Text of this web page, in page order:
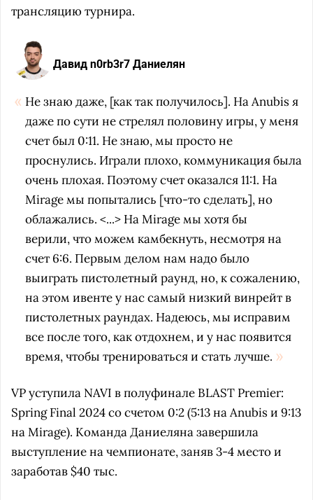
трансляцию турнира.
Давид n0rb3r7 Даниелян
Не знаю даже, [как так получилось]. На Anubis я
даже по сути не стрелял половину игры, у меня
счет был 0:11. Не знаю, мы просто не
проснулись. Играли плохо, коммуникация была
очень плохая. Поэтому счет оказался 11:1. На
Mirage мы попытались [что-то сделать], но
облажались. <...> На Mirage мы хотя бы
верили, что можем камбекнуть, несмотря на
счет 6:6. Первым делом нам надо было
выиграть пистолетный раунд, но, к сожалению,
на этом ивенте у нас самый низкий винрейт в
пистолетных раундах. Надеюсь, мы исправим
все после того, как отдохнем, и у нас появится
время, чтобы тренироваться и стать лучше.
VP уступила NAVI в полуфинале BLAST Premier:
Spring Final 2024 со счетом 0:2 (5:13 на Anubis и 9:13
на Mirage). Команда Даниеляна завершила
выступление на чемпионате, заняв 3-4 место и
заработав $40 тыс.